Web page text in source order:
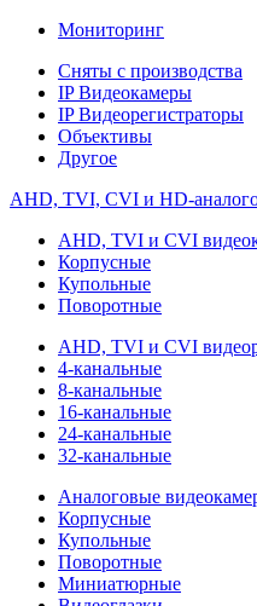
Мониторинг
Сняты с производства
IP Видеокамеры
IP Видеорегистраторы
Объективы
Другое
AHD, TVI, CVI и HD-
AHD, TVI и CVI
Корпусные
Купольные
Поворотные
AHD, TVI и CVI
4-канальные
8-канальные
16-канальные
24-канальные
32-канальные
Аналоговые
Корпусные
Купольные
Поворотные
Миниатюрные